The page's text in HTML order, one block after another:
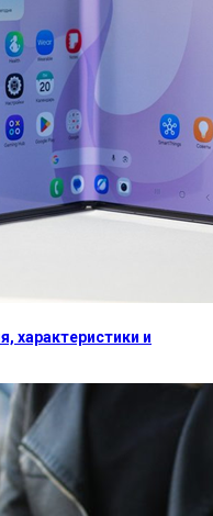
характеристики и